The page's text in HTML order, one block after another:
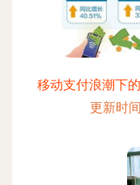
移动支付浪潮下
更新时